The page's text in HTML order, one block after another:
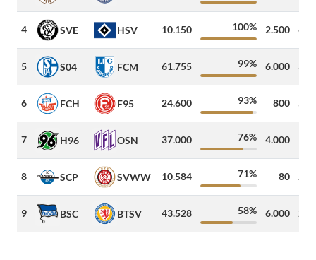
4 SVE HSV 10.150 100% 2.500 664
5 S04 FCM 61.755 99% 6.000 379
6 FCH F95 24.600 93% 800 573
7 H96 OSN 37.000 76% 4.000
8 SCP SVWW 10.584 71% 80
9 BSC BTSV 43.528 58% 6.000